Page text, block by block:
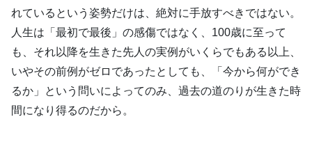
れているという姿勢だけは、絶対に手放すべきではない。
人生は「最初で最後」の感傷ではなく、100歳に至って
も、それ以降を生きた先人の実例がいくらでもある以上、
いやその前例がゼロであったとしても、「今から何ができ
るか」という問いによってのみ、過去の道のりが生きた時
間になり得るのだから。